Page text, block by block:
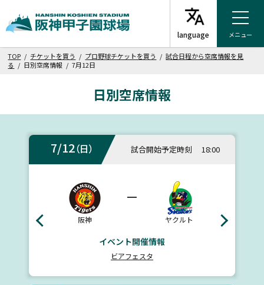
メニュー
TOP /チケットを買う / プロ野球チケットを買う /試合日程から空席情報を見
る / 日別空席情報 / 7月12日
日別空席情報
7/12（日） 試合開始予定時刻 18:00
阪神
ー
ヤクルト
イベント開催情報
ビアフェスタ